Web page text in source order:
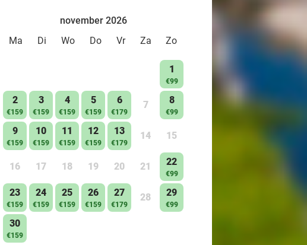
november 2026
Ma
Di Wo Do Vr Za Zo
1
€99
2
€159
3
€159
4
€159
5
€159
6
€179
7 8
€99
9
€159
10
€159
11
€159
12
€159
13
€179
14 15
16 17 18 19 20 21 22
€99
23
€159
24
€159
25
€159
26
€159
27
€179
28 29
€99
30
€159